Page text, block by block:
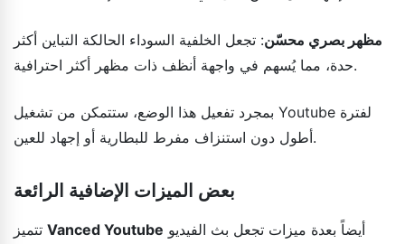
مظهر بصري محسّن: تجعل الخلفية السوداء الحالكة التباين أكثر
حدة، مما يُسهم في واجهة أنظف ذات مظهر أكثر احترافية.
بمجرد تفعيل هذا الوضع، ستتمكن من تشغيل Youtube لفترة
أطول دون استنزاف مفرط للبطارية أو إجهاد للعين.
بعض الميزات الإضافية الرائعة
Vanced Youtube